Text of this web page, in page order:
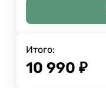
Итого:
10 990 ₽